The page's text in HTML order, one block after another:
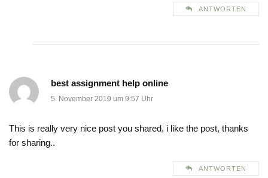
ANTWORTEN
best assignment help online
5. November 2019 um 9:57 Uhr
This is really very nice post you shared, i like the post, thanks
for sharing..
ANTWORTEN